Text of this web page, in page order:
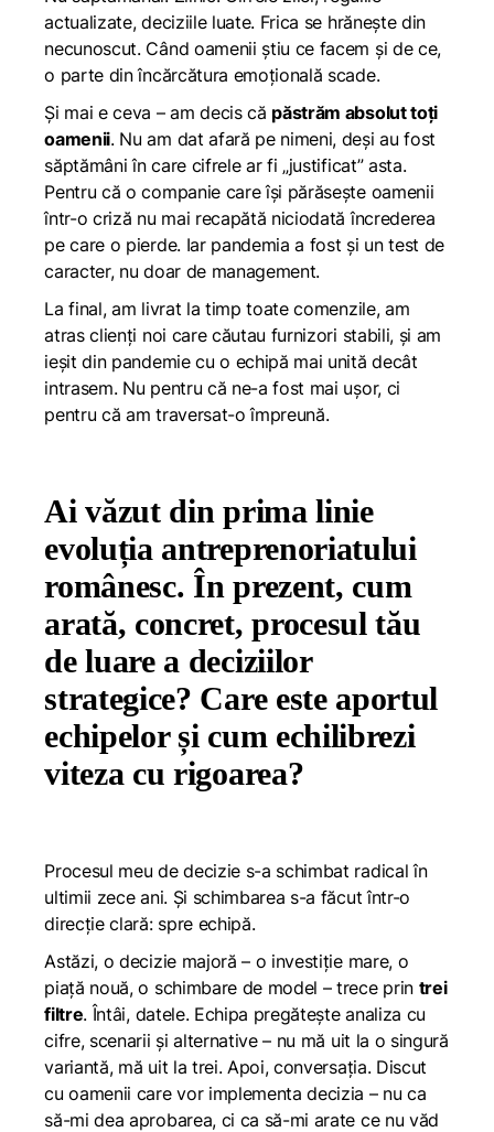
actualizate, deciziile luate. Frica se hrănește din
necunoscut. Când oamenii știu ce facem și de ce,
o parte din încărcătura emoțională scade.
Și mai e ceva – am decis că păstrăm absolut toți
oamenii. Nu am dat afară pe nimeni, deși au fost
săptămâni în care cifrele ar fi „justificat” asta.
Pentru că o companie care își părăsește oamenii
într-o criză nu mai recapătă niciodată încrederea
pe care o pierde. Iar pandemia a fost și un test de
caracter, nu doar de management.
La final, am livrat la timp toate comenzile, am
atras clienți noi care căutau furnizori stabili, și am
ieșit din pandemie cu o echipă mai unită decât
intrasem. Nu pentru că ne-a fost mai ușor, ci
pentru că am traversat-o împreună.
Ai văzut din prima linie
evoluția antreprenoriatului
românesc. În prezent, cum
arată, concret, procesul tău
de luare a deciziilor
strategice? Care este aportul
echipelor și cum echilibrezi
viteza cu rigoarea?
Procesul meu de decizie s-a schimbat radical în
ultimii zece ani. Și schimbarea s-a făcut într-o
direcție clară: spre echipă.
Astăzi, o decizie majoră – o investiție mare, o
piață nouă, o schimbare de model – trece prin trei
filtre. Întâi, datele. Echipa pregătește analiza cu
cifre, scenarii și alternative – nu mă uit la o singură
variantă, mă uit la trei. Apoi, conversația. Discut
cu oamenii care vor implementa decizia – nu ca
să-mi dea aprobarea, ci ca să-mi arate ce nu văd